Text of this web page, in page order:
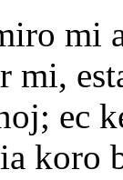
mi
mi,
ec
koro